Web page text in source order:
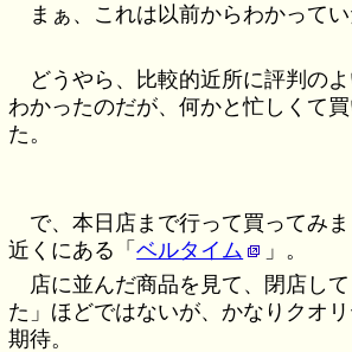
まぁ、これは以前からわかってい
どうやら、比較的近所に評判の
わかったのだが、何かと忙しくて
た。
で、本日店まで行って買ってみ
近くにある「ベルタイム
」。
店に並んだ商品を見て、閉店し
た」ほどではないが、かなりクオ
期待。